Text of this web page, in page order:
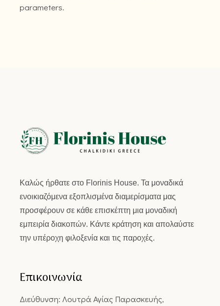
parameters.
Καλώς ήρθατε στο Florinis House. Τα μοναδικά
ενοικιαζόμενα εξοπλισμένα διαμερίσματα μας
προσφέρουν σε κάθε επισκέπτη μια μοναδική
εμπειρία διακοπών. Κάντε κράτηση και απολαύστε
την υπέροχη φιλοξενία και τις παροχές.
Επικοινωνία
Διεύθυνση: Λουτρά Αγίας Παρασκευής,